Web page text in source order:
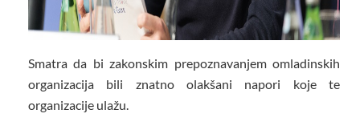
Smatra da bi zakonskim prepoznavanjem omladinskih
organizacija bili znatno olakšani napori koje te
organizacije ulažu.